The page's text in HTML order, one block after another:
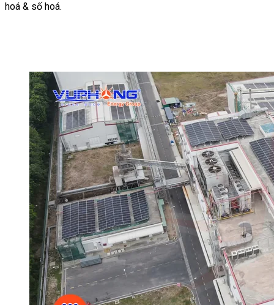
hoá & số hoá.